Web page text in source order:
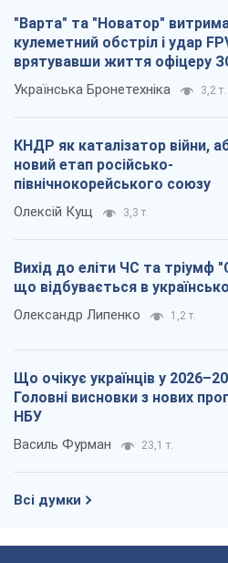
"Варта" та "Новатор"
кулеметний обстріл і удар
врятувавши життя офіцеру
Українська Бронетехніка 3,2 т.
КНДР як каталізатор війни,
новий етап російсько-
північнокорейського союзу
Олексій Кущ 3,3 т.
Вихід до еліти ЧС та тріумф
що відбувається в
Олександр Липенко 1,2 т.
Що очікує українців у
Головні висновки з нових
НБУ
Василь Фурман 23,1 т.
Всі думки